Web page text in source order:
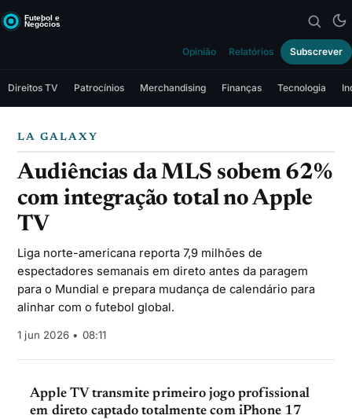
Opinião Relatórios Subscrever
Direitos TV Patrocínios Merchandising Finanças Tecnologia
LA GALAXY
Audiências da MLS sobem 62%
com integração total no Apple
TV
Liga norte-americana reporta 7,9 milhões de
espectadores semanais em direto antes da paragem
para o Mundial e prepara mudança de calendário para
alinhar com o futebol global.
1 jun 2026 • 08:11
Apple TV transmite primeiro jogo profissional
em direto captado totalmente com iPhone 17